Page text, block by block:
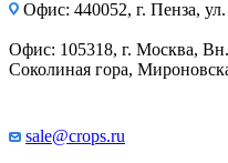
Офис: 440052, г. Пенза,
Офис: 105318, г. Москва,
Соколиная гора,
sale@crops.ru